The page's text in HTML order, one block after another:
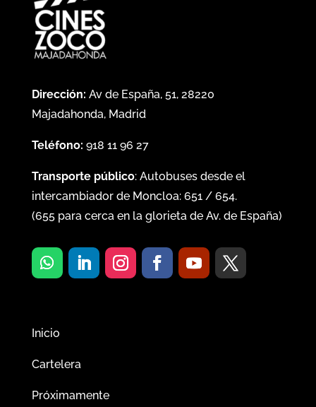
Dirección: Av de España, 51, 28220
Majadahonda, Madrid
Teléfono: 918 11 96 27
Transporte público: Autobuses desde el
intercambiador de Moncloa: 651/ 654.
(655para cerca en la glorieta de Av. de España)
Inicio
Cartelera
Próximamente